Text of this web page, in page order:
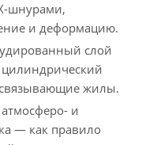
шнурами,
и деформацию.
слой
жилы.
и
— как правило